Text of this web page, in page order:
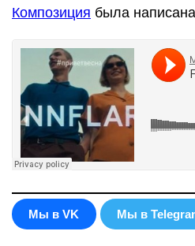
Композиция была
Мы в VK Мы в